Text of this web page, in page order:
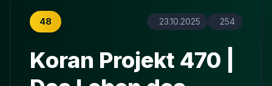
48 23.10.2025 254
Koran Projekt 470 |